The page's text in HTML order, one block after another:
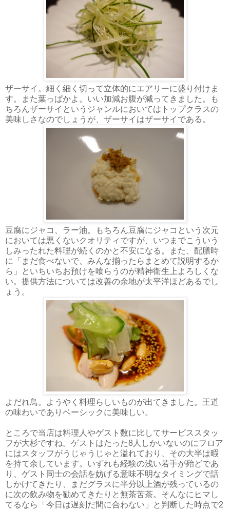
ザーサイ。細く細く切って立体的にエアリーに盛り付けま
す。また葉っぱかよ。いい加減お腹が減ってきました。も
ちろんザーサイというジャンルにおいてはトップクラスの
美味しさなのでしょうが、ザーサイはザーサイである。
豆腐にジャコ、ラー油。もちろん豆腐にジャコという次元
においては悪くないクオリティですが、いつまでこういう
しみったれた料理が続くのかと不安になる。また、配膳時
に「まだ食べないで、みんな揃ったらまとめて説明するか
ら」といちいちお預けを喰らうのが精神衛生上よろしくな
い。提供方法については改善の余地が太平洋ほどあるでし
ょう。
よだれ鳥。ようやく料理らしいものが出てきました。王道
の味わいでありベーシックに美味しい。
ところで当店は料理人やゲスト数に比してサービススタッ
フが大杉ですね。ゲストはたった8人しかいないのにフロア
にはスタッフがうじゃうじゃと溢れており、その大半は暇
を持て余しています。いずれも経験の浅い若手が殆どであ
り、ゲスト同士の会話を妨げる意味不明なタイミングで話
しかけてきたり、まだグラスに半分以上酒が残っているの
に次の飲み物を勧めてきたりと無茶苦茶。そんなにヒマし
てるなら「今日は遅刻だ間に合わない」と判断した時点で2